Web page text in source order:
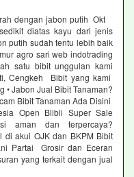
dengan jabon putih Okt
diatas kayu dari jenis
putih sudah tentu lebih baik
agro sari web indotrading
satu bibit unggulan kami
Cengkeh Bibit yang kami
Jabon Jual Bibit Tanaman?
Bibit Tanaman Ada Disini
Open Blibli Super Sale
aman dan terpercaya?
di akui OJK dan BKPM Bibit
Partai Grosir dan Eceran
yang terkait dengan jual